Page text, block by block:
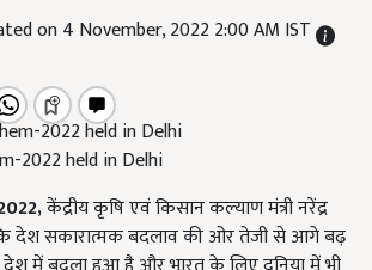
on 4 November, 2022 2:00 AM IST
2022 held in Delhi
,केंद्रीय कृषि एवं किसान कल्याण मंत्री नरेंद्र
देश सकारात्मक बदलाव की ओर तेजी से आगे बढ़